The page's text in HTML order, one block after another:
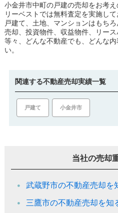
小金井市中町の戸建の売却をお考
リーベストでは無料査定を実施して
戸建て、土地、マンションはもち
売却、投資物件、収益物件、リー
等々、どんな不動産でも、どんな
い。
関連する不動産売却実績一覧
戸建て 小金井市
当社の売却
武蔵野市の不動産売却を
三鷹市の不動産売却を知